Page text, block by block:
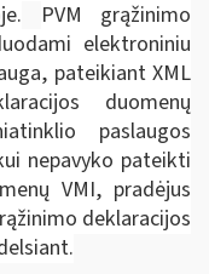
PVM grąžinimo
elektroniniu
pateikiant XML
duomenų
paslaugos
nepavyko pateikti
VMI, pradėjus
deklaracijos